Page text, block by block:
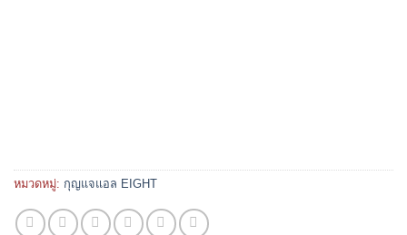
หมวดหมู่: กุญแจแอล EIGHT